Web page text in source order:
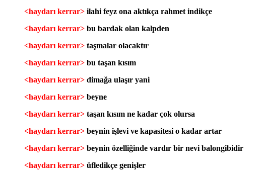
<haydarı kerrar> ilahi feyz ona aktıkça rahmet indikçe
<haydarı kerrar> bu bardak olan kalpden
<haydarı kerrar> taşmalar olacaktır
<haydarı kerrar> bu taşan kısım
<haydarı kerrar> dimağa ulaşır yani
<haydarı kerrar> beyne
<haydarı kerrar> taşan kısım ne kadar çok olursa
<haydarı kerrar> beynin işlevi ve kapasitesi o kadar artar
<haydarı kerrar> beynin özelliğinde vardır bir nevi balongibidir
<haydarı kerrar> üfledikçe genişler